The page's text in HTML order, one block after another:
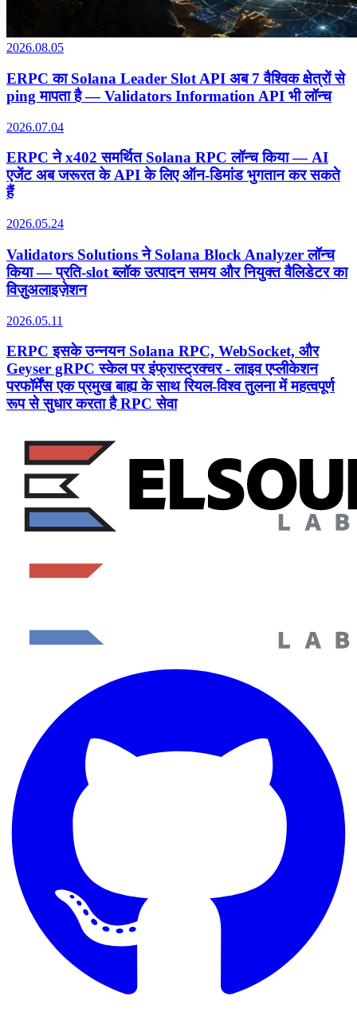
2026.08.05
ERPC का Solana Leader Slot API अब 7 वैश्विक क्षेत्रों से
ping मापता है — Validators Information API भी लॉन्च
2026.07.04
ERPC ने x402 समर्थित Solana RPC लॉन्च किया — AI
एजेंट अब जरूरत के API के लिए ऑन-डिमांड भुगतान कर सकते
हैं
2026.05.24
Validators Solutions ने Solana Block Analyzer लॉन्च
किया — प्रति-slot ब्लॉक उत्पादन समय और नियुक्त वैलिडेटर का
विज़ुअलाइज़ेशन
2026.05.11
ERPC इसके उन्नयन Solana RPC, WebSocket, और
Geyser gRPC स्केल पर इंफ्रास्ट्रक्चर - लाइव एप्लीकेशन
परफॉर्मेंस एक प्रमुख बाह्य के साथ रियल-विश्व तुलना में महत्वपूर्ण
रूप से सुधार करता है RPC सेवा